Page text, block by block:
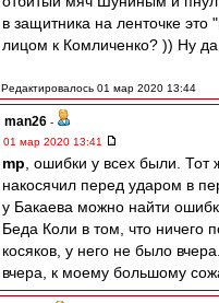
в защитника на ленточке это
лицом к Комличенко? )) Ну
Редактировалось 01 мар 2020 13:44
man26 -
01 мар 2020 13:41
mp , ошибки у всех были. Тот
накосячил перед ударом в
у Бакаева можно найти
Беда Коли в том, что ничего
косяков, у него не было
вчера, к моему большому